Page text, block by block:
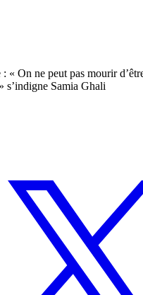
« On ne peut pas mourir
s’indigne Samia Ghali